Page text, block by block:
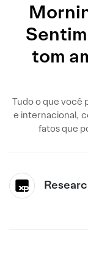
tom
Tudo o que você
e internacional,
fatos que